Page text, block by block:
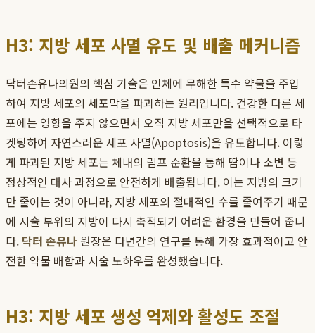
H3: 지방 세포 사멸 유도 및 배출 메커니즘
닥터손유나의원의 핵심 기술은 인체에 무해한 특수 약물을 주입
하여 지방 세포의 세포막을 파괴하는 원리입니다. 건강한 다른 세
포에는 영향을 주지 않으면서 오직 지방 세포만을 선택적으로 타
겟팅하여 자연스러운 세포 사멸(Apoptosis)을 유도합니다. 이렇
게 파괴된 지방 세포는 체내의 림프 순환을 통해 땀이나 소변 등
정상적인 대사 과정으로 안전하게 배출됩니다. 이는 지방의 크기
만 줄이는 것이 아니라, 지방 세포의 절대적인 수를 줄여주기 때문
에 시술 부위의 지방이 다시 축적되기 어려운 환경을 만들어 줍니
다. 닥터 손유나 원장은 다년간의 연구를 통해 가장 효과적이고 안
전한 약물 배합과 시술 노하우를 완성했습니다.
H3: 지방 세포 생성 억제와 활성도 조절